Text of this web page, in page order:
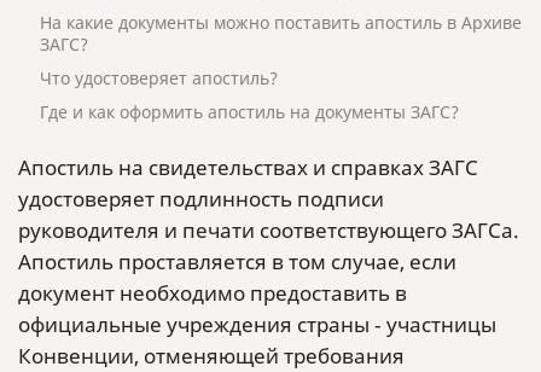
На какие документы можно поставить апостиль в Архиве
ЗАГС?
Что удостоверяет апостиль?
Где и как оформить апостиль на документы ЗАГС?
Апостиль на свидетельствах и справках ЗАГС
удостоверяет подлинность подписи
руководителя и печати соответствующего ЗАГСа.
Апостиль проставляется в том случае, если
документ необходимо предоставить в
официальные учреждения страны ‑ участницы
Конвенции, отменяющей требования